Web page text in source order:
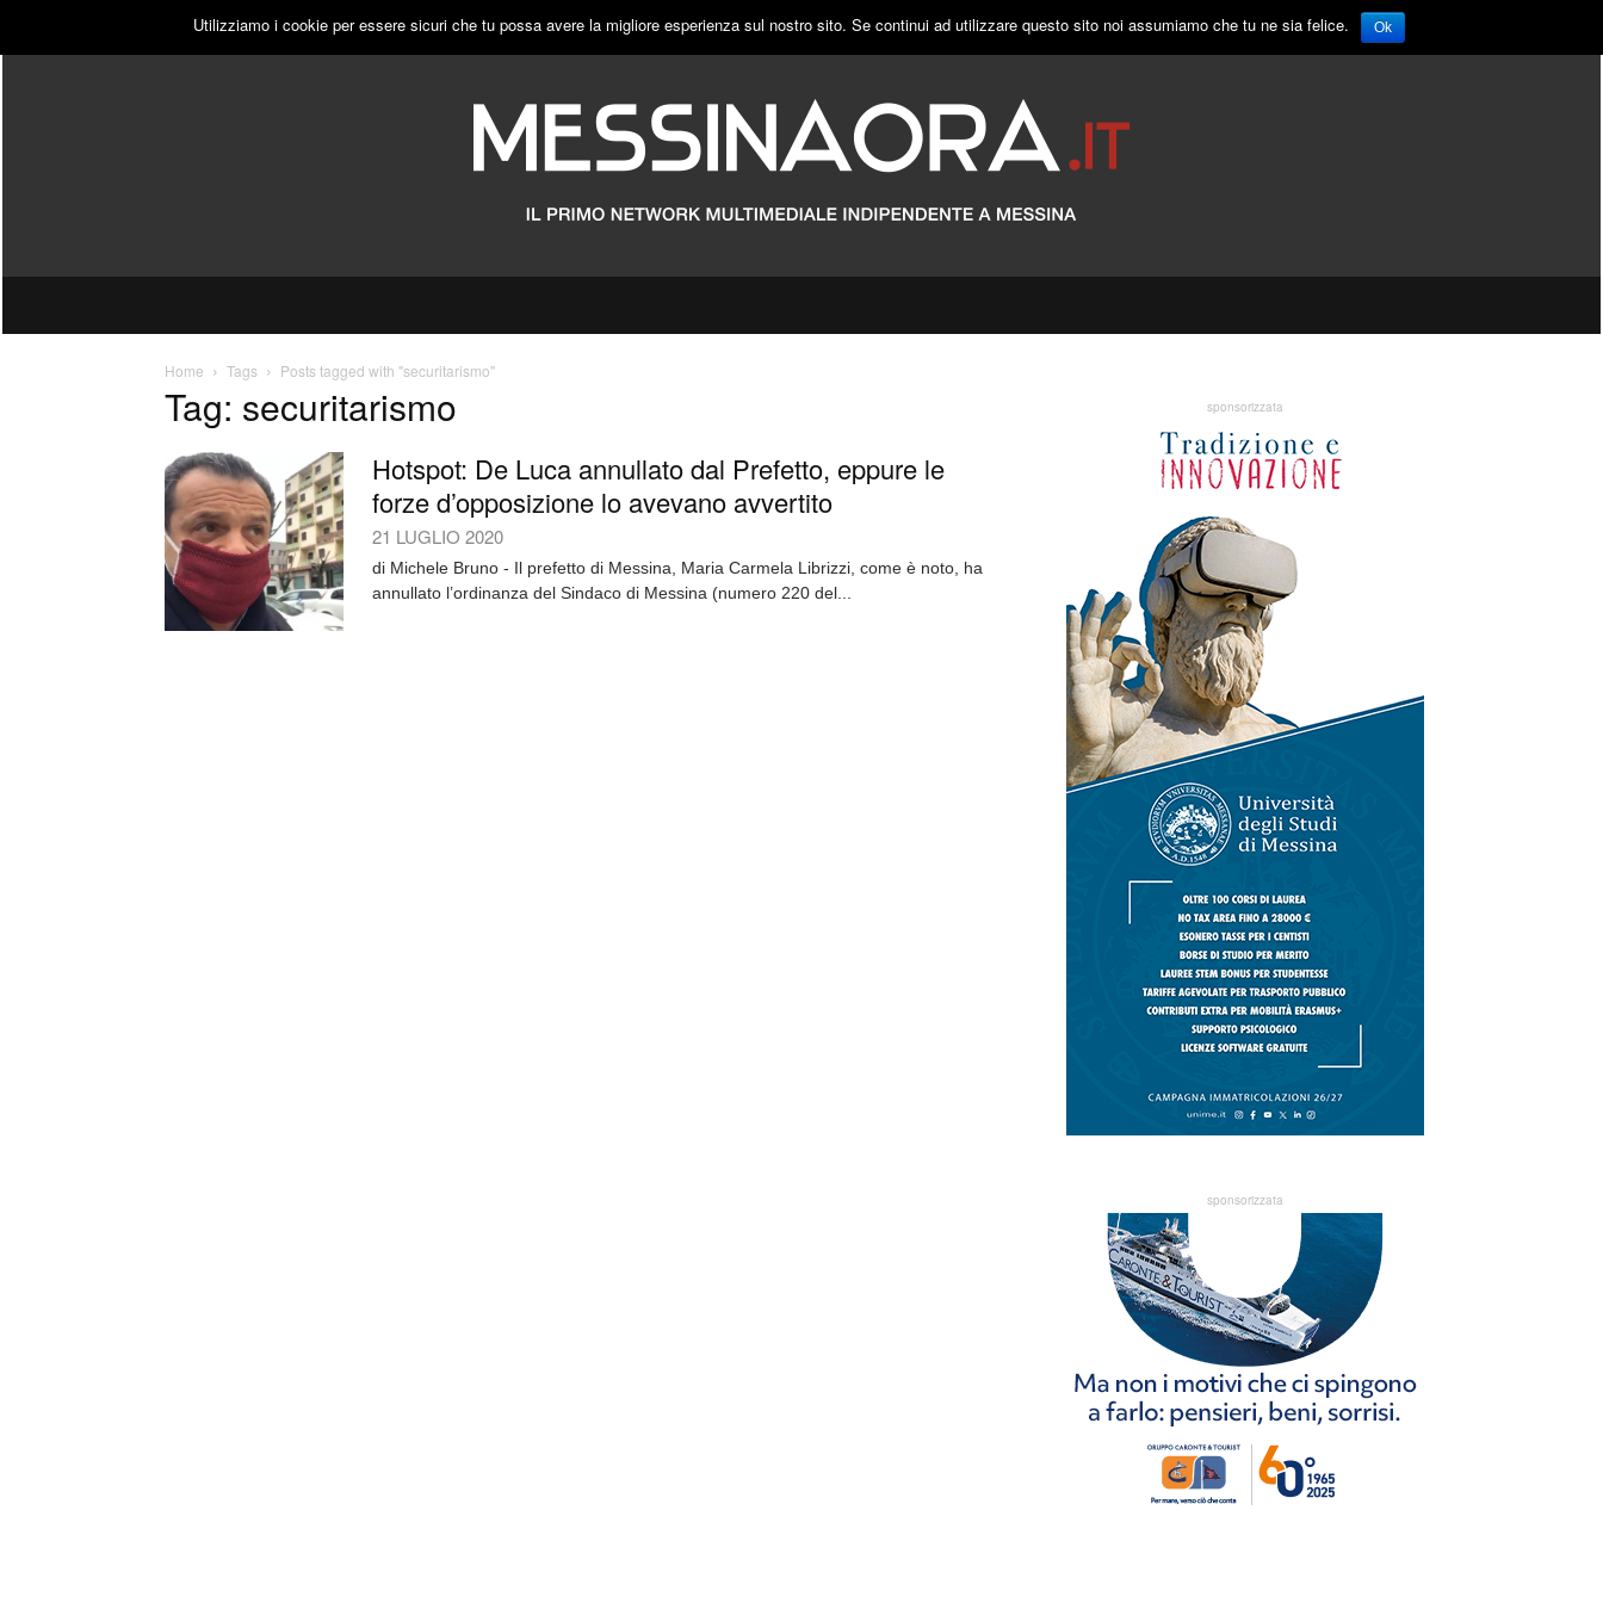
VENERDÌ, 7 AGOSTO 2026 PUBBLICITÀ
Home Tags Posts tagged with "securitarismo"
Tag: securitarismo
Hotspot: De Luca annullato dal Prefetto, eppure le
forze d’opposizione lo avevano avvertito
21 LUGLIO 2020
di Michele Bruno - Il prefetto di Messina, Maria Carmela Librizzi, come è noto, ha
annullato l’ordinanza del Sindaco di Messina (numero 220 del...
sponsorizzata
sponsorizzata
Utilizziamo i cookie per essere sicuri che tu possa avere la migliore esperienza sul nostro sito. Se continui ad utilizzare questo sito noi assumiamo che tu ne sia felice. Ok